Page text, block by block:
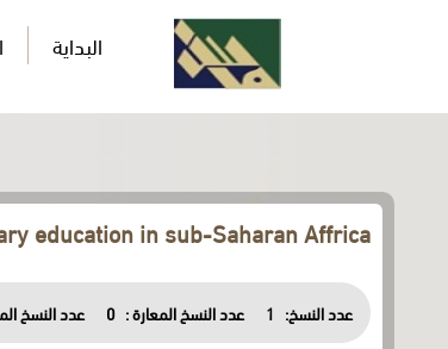
البداية
education in sub-Saharan Affrica
عدد النسخ: 1 عدد النسخ المعارة : 0 عدد النسخ